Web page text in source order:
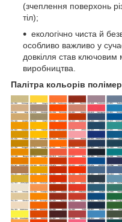
(зчеплення поверхонь
тіл);
екологічно чиста й
особливо важливо у
довкілля став
виробництва.
Палітра кольорів